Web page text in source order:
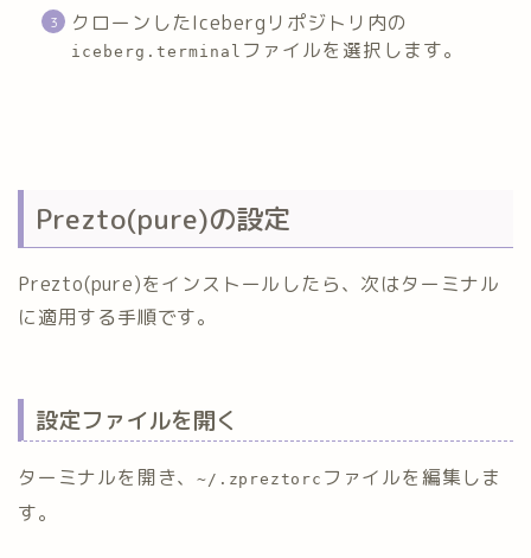
クローンしたIcebergリポジトリ内の
iceberg.terminal ファイルを選択します。
Prezto(pure)の設定
Prezto(pure)をインストールしたら、次はターミナル
に適用する手順です。
設定ファイルを開く
ターミナルを開き、~/.zpreztorc ファイルを編集しま
す。